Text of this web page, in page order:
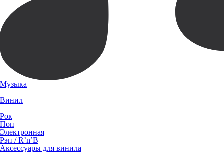
Музыка
Винил
Рок
Поп
Электронная
Рэп / R’n’B
Аксессуары для винила